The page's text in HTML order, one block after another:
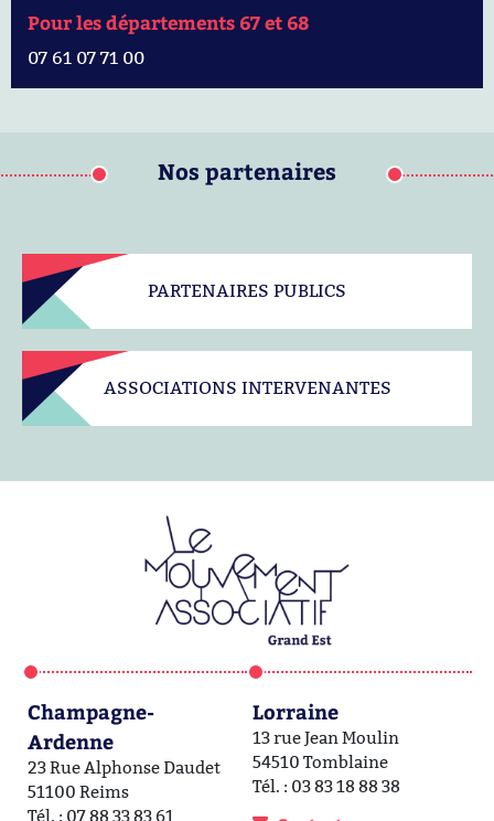
Pour les départements 67 et 68
07 61 07 71 00
Nos partenaires
PARTENAIRES PUBLICS
ASSOCIATIONS INTERVENANTES
Champagne-
Ardenne
23 Rue Alphonse Daudet
51100 Reims
Tél. : 07 88 33 83 61
Lorraine
13 rue Jean Moulin
54510 Tomblaine
Tél. : 03 83 18 88 38